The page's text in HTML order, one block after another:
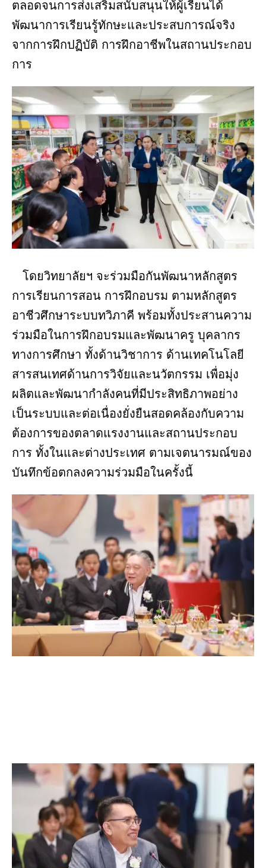
ตลอดจนการส่งเสริมสนับสนุนให้ผู้เรียนได้
พัฒนาการเรียนรู้ทักษะและประสบการณ์จริง
จากการฝึกปฏิบัติ การฝึกอาชีพในสถานประกอบ
การ
โดยวิทยาลัยฯ จะร่วมมือกันพัฒนาหลักสูตร
การเรียนการสอน การฝึกอบรม ตามหลักสูตร
อาชีวศึกษาระบบทวิภาคี พร้อมทั้งประสานความ
ร่วมมือในการฝึกอบรมและพัฒนาครู บุคลากร
ทางการศึกษา ทั้งด้านวิชาการ ด้านเทคโนโลยี
สารสนเทศด้านการวิจัยและนวัตกรรม เพื่อมุ่ง
ผลิตและพัฒนากำลังคนที่มีประสิทธิภาพอย่าง
เป็นระบบและต่อเนื่องยั่งยืนสอดคล้องกับความ
ต้องการของตลาดแรงงานและสถานประกอบ
การ ทั้งในและต่างประเทศ ตามเจตนารมณ์ของ
บันทึกข้อตกลงความร่วมมือในครั้งนี้